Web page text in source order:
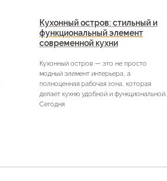
Кухонный остров: стильный и
функциональный элемент
современной кухни
Кухонный остров — это не просто
модный элемент интерьера, а
полноценная рабочая зона, которая
делает кухню удобной и функциональной.
Сегодня